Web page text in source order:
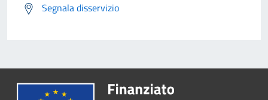
Segnala disservizio